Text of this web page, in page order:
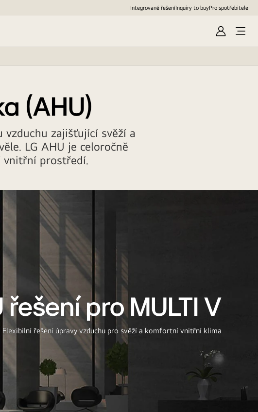
Integrované řešeníInquiry to buyPro spotřebitele
Přihlásit
se
(AHU)
zajišťující svěží a
LG AHU je celoročně
vnitřní prostředí.
řešení pro MULTI V
Flexibilní řešení úpravy vzduchu pro svěží a komfortní vnitřní klima